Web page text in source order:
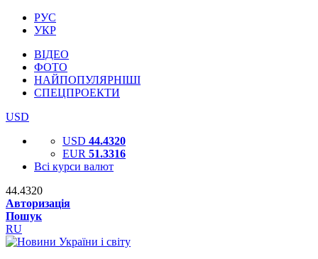
РУС
УКР
ВІДЕО
ФОТО
НАЙПОПУЛЯРНІШІ
СПЕЦПРОЕКТИ
USD
USD 44.4320
EUR 51.3316
Всі курси валют
44.4320
Авторизація
Пошук
RU